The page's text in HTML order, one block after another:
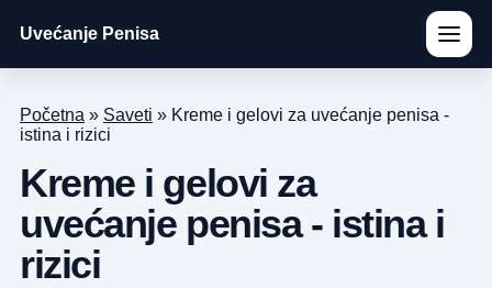
Uvećanje Penisa
Početna » Saveti » Kreme i gelovi za uvećanje penisa -
istina i rizici
Kreme i gelovi za
uvećanje penisa - istina i
rizici